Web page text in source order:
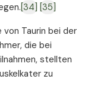
[34]
[35]
Taurin bei der
die bei
stellten
zu